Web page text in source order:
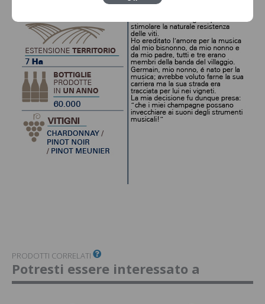
PRODOTTI CORRELATI
Potresti essere interessato a